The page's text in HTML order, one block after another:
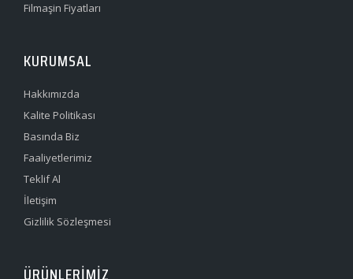
Filmaşin Fiyatları
KURUMSAL
Hakkımızda
Kalite Politikası
Basında Biz
Faaliyetlerimiz
Teklif Al
İletişim
Gizlilik Sözleşmesi